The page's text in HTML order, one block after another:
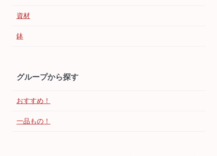
資材
鉢
グループから探す
おすすめ！
一品もの！